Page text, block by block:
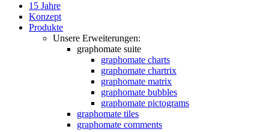
15 Jahre
Konzept
Produkte
Unsere Erweiterungen:
graphomate suite
graphomate charts
graphomate chartrix
graphomate matrix
graphomate bubbles
graphomate pictograms
graphomate tiles
graphomate comments